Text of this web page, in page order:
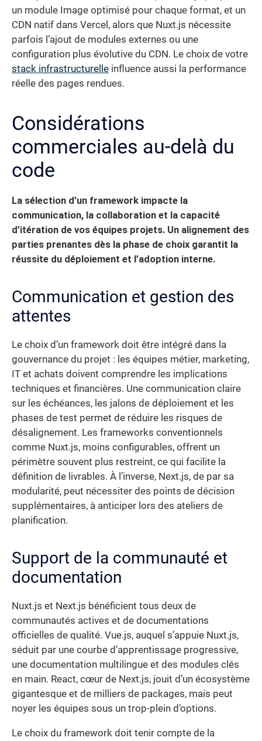
un module Image optimisé pour chaque format, et un
CDN natif dans Vercel, alors que Nuxt.js nécessite
parfois l’ajout de modules externes ou une
configuration plus évolutive du CDN. Le choix de votre
stack infrastructurelle influence aussi la performance
réelle des pages rendues.
Considérations
commerciales au-delà du
code
La sélection d’un framework impacte la
communication, la collaboration et la capacité
d’itération de vos équipes projets. Un alignement des
parties prenantes dès la phase de choix garantit la
réussite du déploiement et l’adoption interne.
Communication et gestion des
attentes
Le choix d’un framework doit être intégré dans la
gouvernance du projet : les équipes métier, marketing,
IT et achats doivent comprendre les implications
techniques et financières. Une communication claire
sur les échéances, les jalons de déploiement et les
phases de test permet de réduire les risques de
désalignement. Les frameworks conventionnels
comme Nuxt.js, moins configurables, offrent un
périmètre souvent plus restreint, ce qui facilite la
définition de livrables. À l’inverse, Next.js, de par sa
modularité, peut nécessiter des points de décision
supplémentaires, à anticiper lors des ateliers de
planification.
Support de la communauté et
documentation
Nuxt.js et Next.js bénéficient tous deux de
communautés actives et de documentations
officielles de qualité. Vue.js, auquel s’appuie Nuxt.js,
séduit par une courbe d’apprentissage progressive,
une documentation multilingue et des modules clés
en main. React, cœur de Next.js, jouit d’un écosystème
gigantesque et de milliers de packages, mais peut
noyer les équipes sous un trop-plein d’options.
Le choix du framework doit tenir compte de la